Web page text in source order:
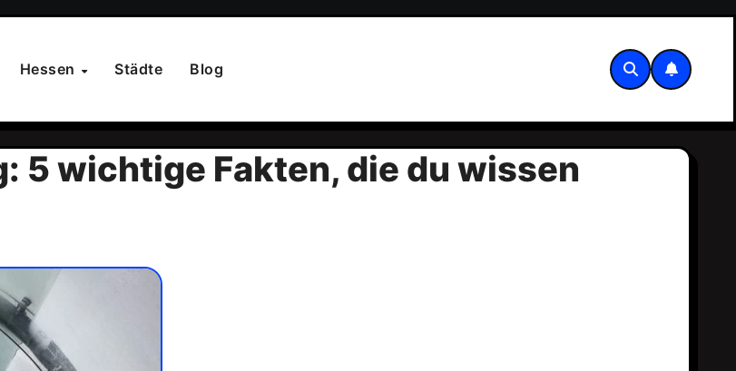
Hessen Städte Blog
5 wichtige Fakten, die du wissen